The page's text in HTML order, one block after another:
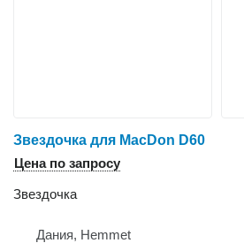
Звездочка для MacDon D60
Цена по запросу
Звездочка
Дания, Hemmet